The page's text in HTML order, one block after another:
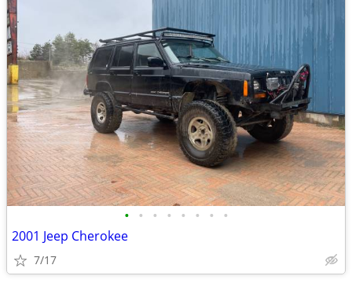
• • • • • • • •
2001 Jeep Cherokee
7/17